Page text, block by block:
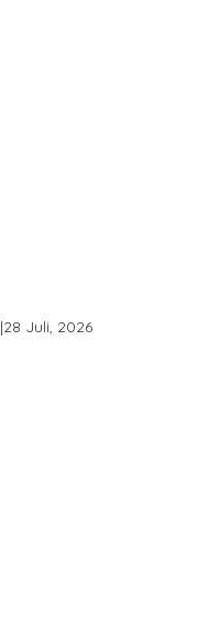
|28 Juli, 2026